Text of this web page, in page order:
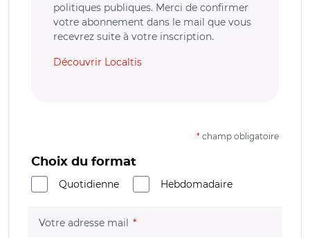
politiques publiques. Merci de confirmer
votre abonnement dans le mail que vous
recevrez suite à votre inscription.
Découvrir Localtis
* champ obligatoire
Choix du format
Quotidienne
Hebdomadaire
Votre adresse mail (champ obligatoire)